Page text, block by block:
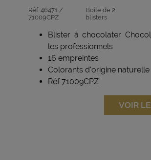
Réf: 46471 /
71009CPZ
Boite de 2
blisters
Blister à chocolater
les professionnels
16 empreintes
Colorants d'origine naturelle
Réf 71009CPZ
VOIR